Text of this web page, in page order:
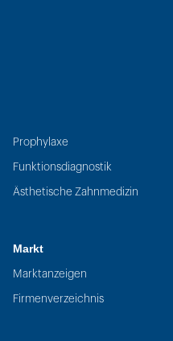
Prophylaxe
Funktionsdiagnostik
Ästhetische Zahnmedizin
Markt
Marktanzeigen
Firmenverzeichnis